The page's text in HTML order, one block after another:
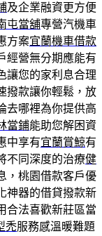
及企業融資更方便
屯當舖專營汽機車
方案宜蘭機車借款
經營無分期應能有
讓您的家利息合理
撥款讓你輕鬆，放
去哪裡為你提供高
當鋪能助您解困資
中享有宜蘭賞鯨有
不同深度的治療健
，桃園借款客戶優
神器的借貸撥款新
合法喜歡新莊區當
禿服務感溫暖難題